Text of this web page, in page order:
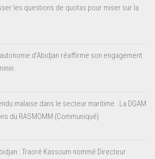
les questions de quotas pour miser sur la
d’Abidjan réaffirme son engagement
malaise dans le secteur maritime : La DGAM
du RASMOMM (Communiqué)
: Traoré Kassoum nommé Directeur